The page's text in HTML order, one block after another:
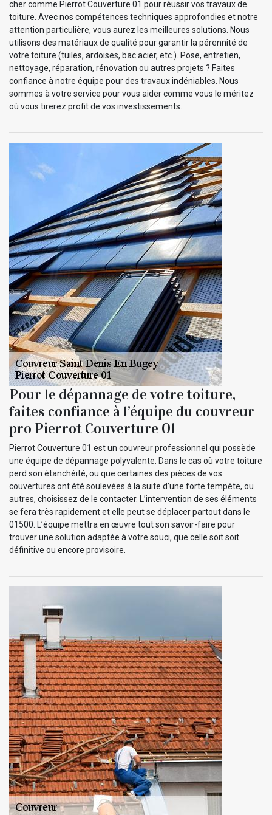
cher comme Pierrot Couverture 01 pour réussir vos travaux de
toiture. Avec nos compétences techniques approfondies et notre
attention particulière, vous aurez les meilleures solutions. Nous
utilisons des matériaux de qualité pour garantir la pérennité de
votre toiture (tuiles, ardoises, bac acier, etc.). Pose, entretien,
nettoyage, réparation, rénovation ou autres projets ? Faites
confiance à notre équipe pour des travaux indéniables. Nous
sommes à votre service pour vous aider comme vous le méritez
où vous tirerez profit de vos investissements.
Pour le dépannage de votre toiture,
faites confiance à l’équipe du couvreur
pro Pierrot Couverture 01
Pierrot Couverture 01 est un couvreur professionnel qui possède
une équipe de dépannage polyvalente. Dans le cas où votre toiture
perd son étanchéité, ou que certaines des pièces de vos
couvertures ont été soulevées à la suite d’une forte tempête, ou
autres, choisissez de le contacter. L’intervention de ses éléments
se fera très rapidement et elle peut se déplacer partout dans le
01500. L’équipe mettra en œuvre tout son savoir-faire pour
trouver une solution adaptée à votre souci, que celle soit soit
définitive ou encore provisoire.